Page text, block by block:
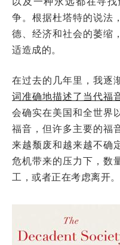
争。根据杜塔特的说法
德、经济和社会的萎缩
适造成的。
在过去的几年里，我逐
词准确地描述了当代福
会确实在美国和全世界
福音，但许多主要的福
来越颓废和越来越不确
危机带来的压力下，数
工，或者正在考虑离开。